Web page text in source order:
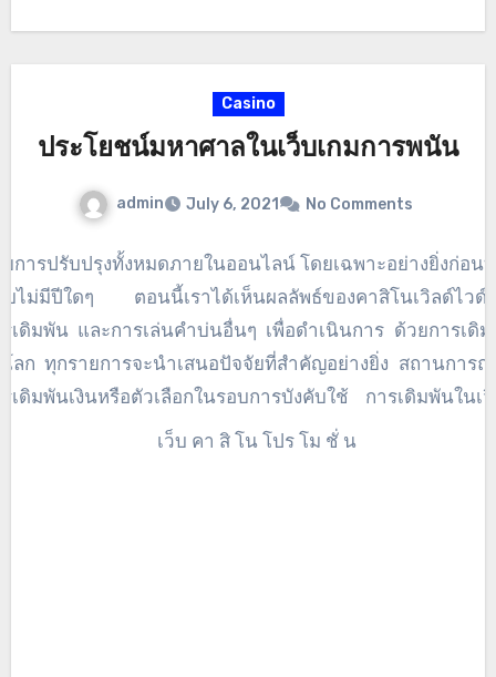
Casino
ประโยชน์มหาศาลในเว็บเกมการพนัน
admin July 6, 2021 No Comments
การปรับปรุงทั้งหมดภายในออนไลน์ โดยเฉพาะอย่างยิ่งก่อน
ไม่มีปีใดๆ ตอนนี้เราได้เห็นผลลัพธ์ของคาสิโนเวิลด์ไวด์
เดิมพัน และการเล่นคำบ่นอื่นๆ เพื่อดำเนินการ ด้วยการเดิ
ลก ทุกรายการจะนำเสนอปัจจัยที่สำคัญอย่างยิ่ง สถานการ
เดิมพันเงินหรือตัวเลือกในรอบการบังคับใช้ การเดิมพันในเ
เว็บนั้นได้รับผลทางสถิติเสมอมา ในแทบทุกงานฉลองเล็ก